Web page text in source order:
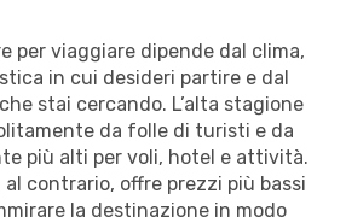
per viaggiare dipende dal clima,
in cui desideri partire e dal
stai cercando. L’alta stagione
da folle di turisti e da
più alti per voli, hotel e attività.
al contrario, offre prezzi più bassi
la destinazione in modo